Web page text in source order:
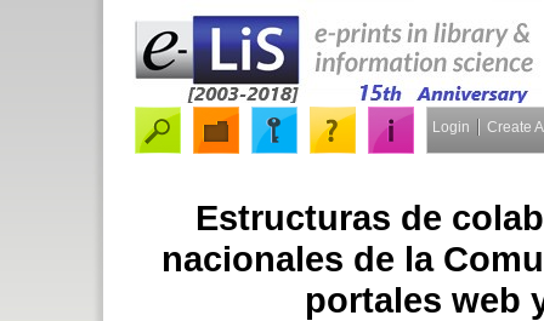
Login Create
Estructuras de
nacionales de la
portales web